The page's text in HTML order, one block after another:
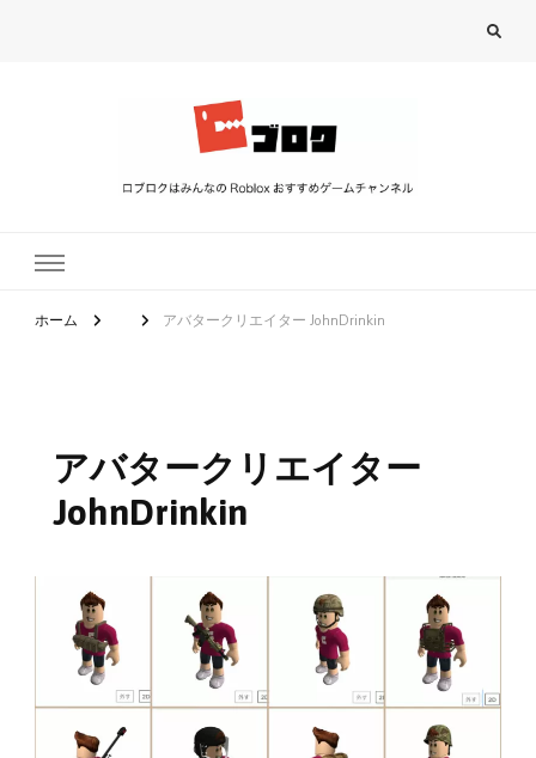
ホーム アバタークリエイター JohnDrinkin
アバタークリエイター
JohnDrinkin